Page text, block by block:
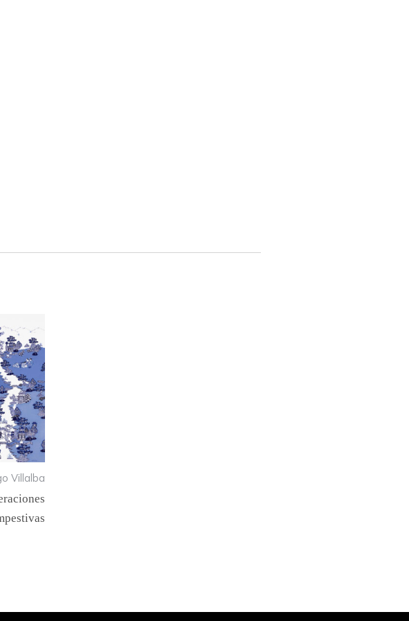
Villalba